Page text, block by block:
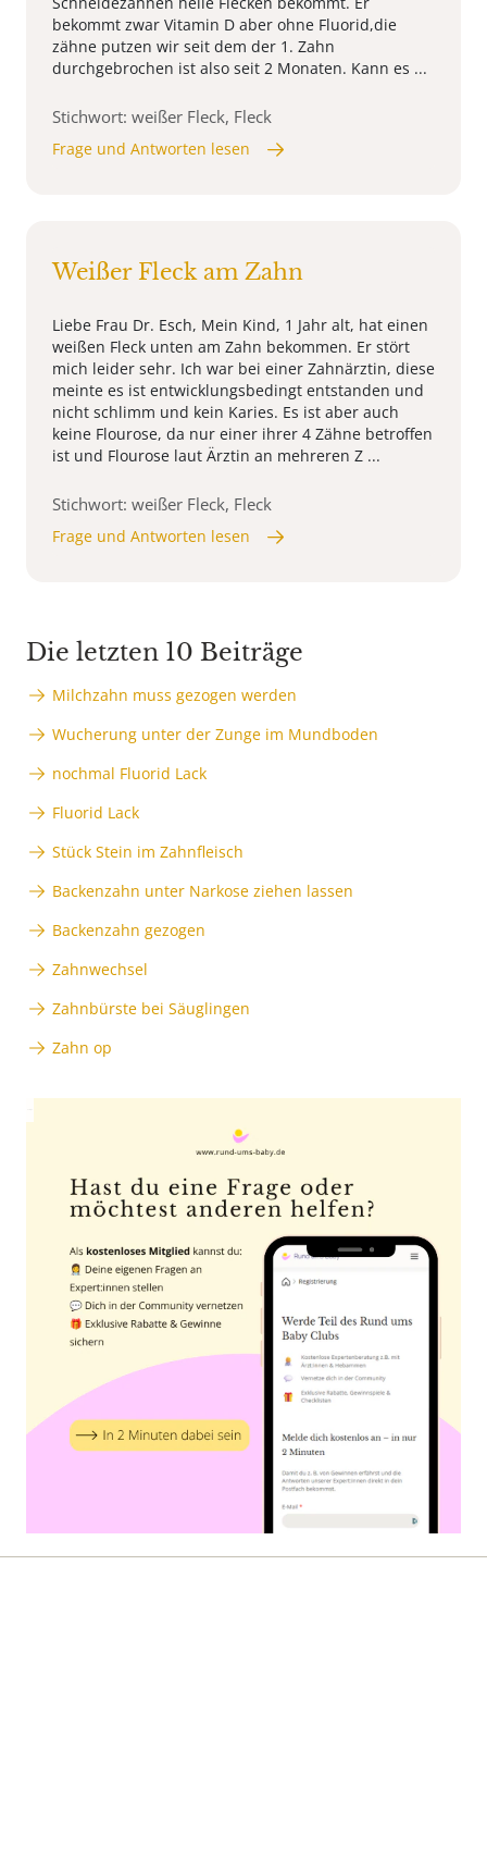
bekommt zwar Vitamin D aber ohne Fluorid,die
zähne putzen wir seit dem der 1. Zahn
durchgebrochen ist also seit 2 Monaten. Kann es ...
Stichwort: weißer Fleck, Fleck
Frage und Antworten lesen
Weißer Fleck am Zahn
Liebe Frau Dr. Esch, Mein Kind, 1 Jahr alt, hat einen
weißen Fleck unten am Zahn bekommen. Er stört
mich leider sehr. Ich war bei einer Zahnärztin, diese
meinte es ist entwicklungsbedingt entstanden und
nicht schlimm und kein Karies. Es ist aber auch
keine Flourose, da nur einer ihrer 4 Zähne betroffen
ist und Flourose laut Ärztin an mehreren Z ...
Stichwort: weißer Fleck, Fleck
Frage und Antworten lesen
Die letzten 10 Beiträge
Milchzahn muss gezogen werden
Wucherung unter der Zunge im Mundboden
nochmal Fluorid Lack
Fluorid Lack
Stück Stein im Zahnfleisch
Backenzahn unter Narkose ziehen lassen
Backenzahn gezogen
Zahnwechsel
Zahnbürste bei Säuglingen
Zahn op